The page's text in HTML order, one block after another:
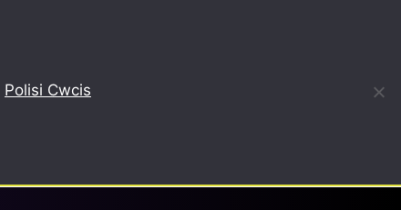
Polisi Cwcis